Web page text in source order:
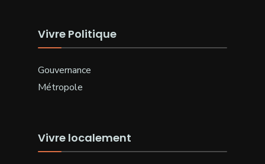
Vivre Politique
Gouvernance
Métropole
Vivre localement